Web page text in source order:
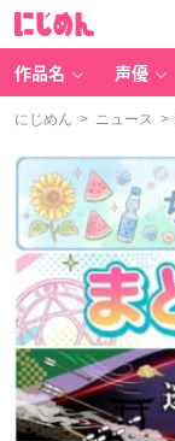
作品名 声優
にじめん > ニュース >